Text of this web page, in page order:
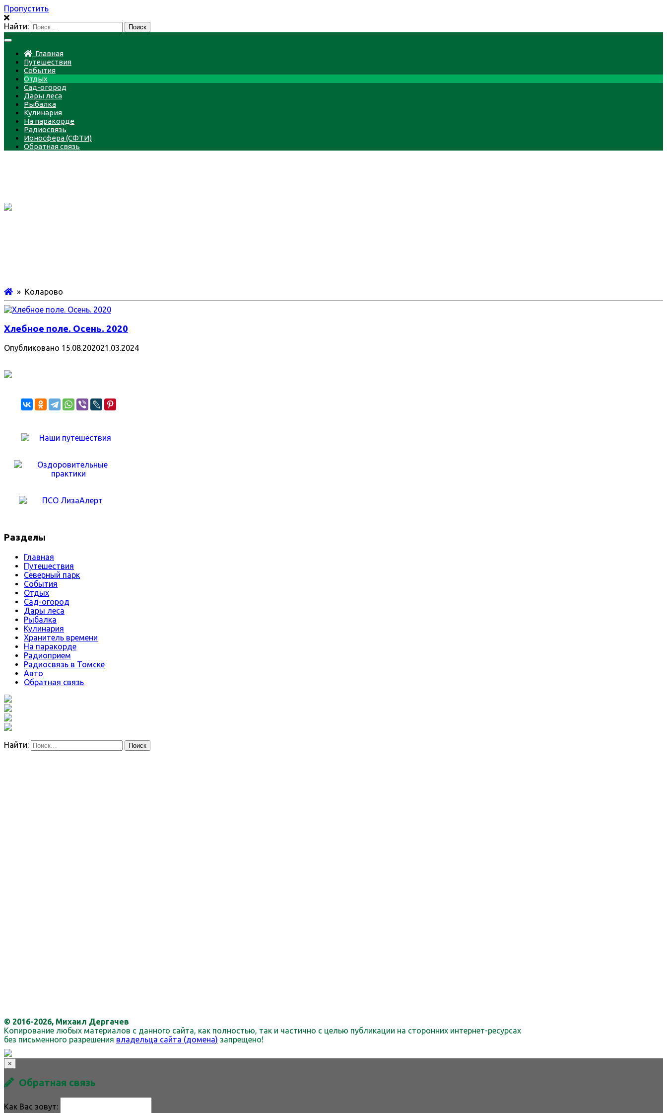
Пропустить
Найти:
Главная
Путешествия
События
Отдых
Сад-огород
Дары леса
Рыбалка
Кулинария
На паракорде
Радиосвязь
Ионосфера (СФТИ)
Обратная связь
» Коларово
Хлебное поле. Осень. 2020
Опубликовано 15.08.202021.03.2024
Разделы
Главная
Путешествия
Северный парк
События
Отдых
Сад-огород
Дары леса
Рыбалка
Кулинария
Хранитель времени
На паракорде
Радиоприем
Радиосвязь в Томске
Авто
Обратная связь
Найти:
© 2016-2026, Михаил Дергачев
Копирование любых материалов с данного сайта, как полностью, так и частично с целью публикации на сторонних интернет-ресурсах
без письменного разрешения владельца сайта (домена) запрещено!
×
Обратная связь
Как Вас зовут: